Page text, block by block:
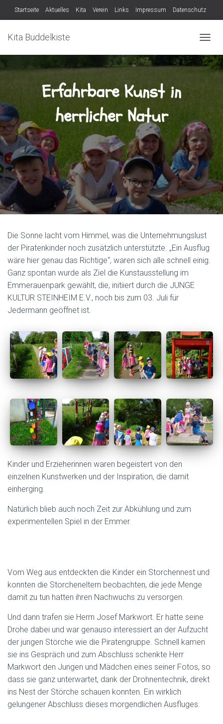
Startseite Aktuelles Kita Verein Links Impressum Datenschutz
Kita Buddelkiste
A
V
N
U
M
C
A
L
T
E
Erfahrbare Kunst in
herrlicher Natur
Die Sonne lacht vom Himmel, was die Unternehmungslust
der Piratenkinder noch zusätzlich unterstützte. „Ein Ausflug
wäre hier genau das Richtige“, waren sich alle schnell einig.
Ganz spontan wurde als Ziel die Kunstausstellung im
Emmerauenpark gewählt, die, initiiert durch die JUNGE
KULTUR STEINHEIM E.V., noch bis zum 03. Juli für
Jedermann geöffnet ist.
Kinder und Erzieherinnen waren begeistert von den
einzelnen Kunstwerken und der Inspiration, die damit
einherging.
Natürlich blieb auch noch Zeit zur Abkühlung und zum
experimentellen Spiel in der Emmer.
Vom Weg aus entdeckten die Kinder ein Storchennest und
konnten die Storcheneltern beobachten, die jede Menge
damit zu tun hatten ihren Nachwuchs zu versorgen.
Und dann trafen sie Herrn Josef Markwort. Er hatte seine
Drohe dabei und war genauso interessiert an der Aufzucht
der jungen Störche wie die Piratengruppe. Schnell kamen
sie ins Gespräch und zum Abschluss schenkte Herr
Markwort den Jungen und Mädchen eines seiner Fotos, so
dass sie ganz unterwartet, dank der Drohnentechnik, direkt
ins Nest der Störche schauen konnten. Ein wirklich
gelungener Abschluss dieses morgendlichen Ausfluges.